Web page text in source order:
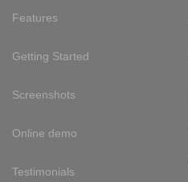
Features
Getting Started
Screenshots
Online demo
Testimonials